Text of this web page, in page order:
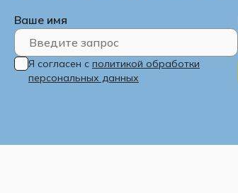
Ваше имя
Я согласен с политикой обработки
персональных данных